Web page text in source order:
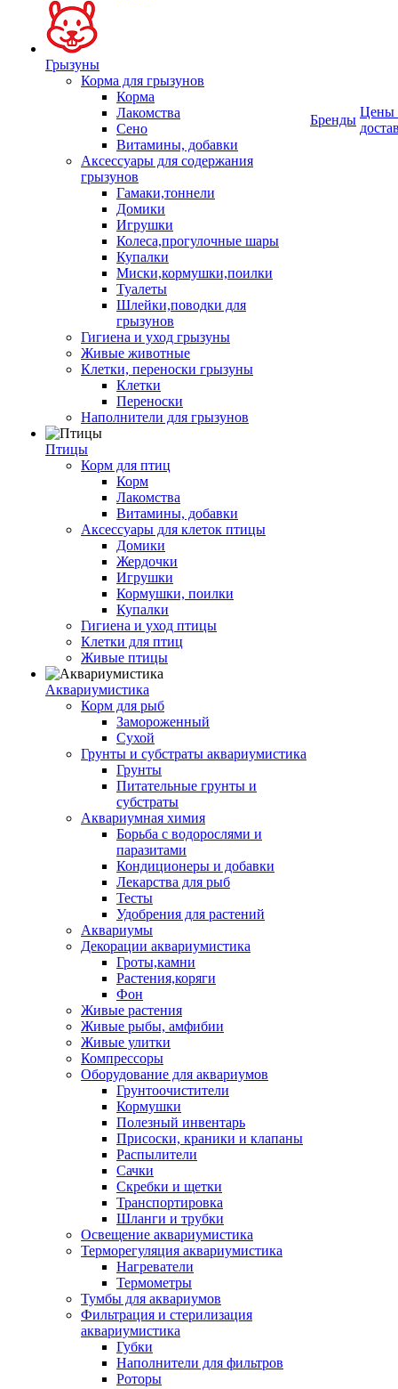
Грызуны
Корма для грызунов
Корма
Лакомства
Сено
Витамины, добавки
Аксессуары для содержания
грызунов
Гамаки,тоннели
Домики
Игрушки
Колеса,прогулочные шары
Купалки
Миски,кормушки,поилки
Туалеты
Шлейки,поводки для
грызунов
Гигиена и уход грызуны
Живые животные
Клетки, переноски грызуны
Клетки
Переноски
Наполнители для грызунов
Птицы
Корм для птиц
Корм
Лакомства
Витамины, добавки
Аксессуары для клеток птицы
Домики
Жердочки
Игрушки
Кормушки, поилки
Купалки
Гигиена и уход птицы
Клетки для птиц
Живые птицы
Аквариумистика
Корм для рыб
Замороженный
Сухой
Грунты и субстраты аквариумистика
Грунты
Питательные грунты и
субстраты
Аквариумная химия
Борьба с водорослями и
паразитами
Кондиционеры и добавки
Лекарства для рыб
Тесты
Удобрения для растений
Аквариумы
Декорации аквариумистика
Гроты,камни
Растения,коряги
Фон
Живые растения
Живые рыбы, амфибии
Живые улитки
Компрессоры
Оборудование для аквариумов
Грунтоочистители
Кормушки
Полезный инвентарь
Присоски, краники и клапаны
Распылители
Сачки
Скребки и щетки
Транспортировка
Шланги и трубки
Освещение аквариумистика
Терморегуляция аквариумистика
Нагреватели
Термометры
Тумбы для аквариумов
Фильтрация и стерилизация
аквариумистика
Губки
Наполнители для фильтров
Роторы
Бренды
Цены